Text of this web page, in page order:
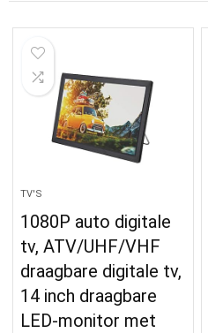
TV'S
1080P auto digitale
tv, ATV/UHF/VHF
draagbare digitale tv,
14 inch draagbare
LED-monitor met